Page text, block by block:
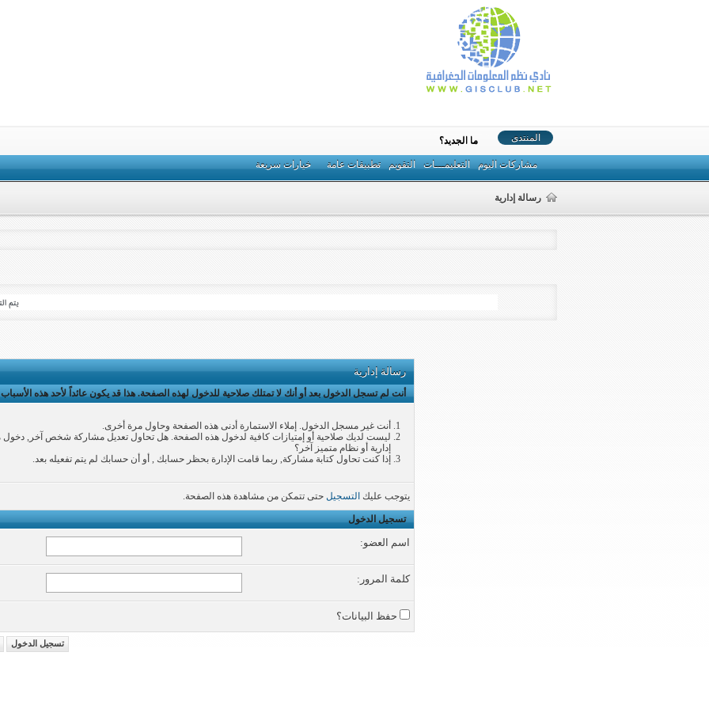
المنتدى
مشاركات اليوم التعليمـــات التقويم تطبيقات عامة خيارات سريعة
ما الجديد؟
رسالة إدارية
رسالة إدارية
أنت لم تسجل الدخول بعد أو أنك لا تمتلك صلاحية للدخول لهذه الصفحة. هذا قد يكون عائداً لأحد هذه
أنت غير مسجل الدخول. إملاء الاستمارة أدنى هذه الصفحة وحاول مرة أخرى.
ليست لديك صلاحية أو إمتيازات كافية لدخول هذه الصفحة. هل تحاول تعديل مشاركة شخص آخر, دخول
إدارية أو نظام متميز آخر؟
إذا كنت تحاول كتابة مشاركة, ربما قامت الإدارة بحظر حسابك , أو أن حسابك لم يتم تفعيله بعد.
يتوجب عليك التسجيل حتى تتمكن من مشاهدة هذه الصفحة.
تسجيل الدخول
اسم العضو:
كلمة المرور:
حفظ البيانات؟